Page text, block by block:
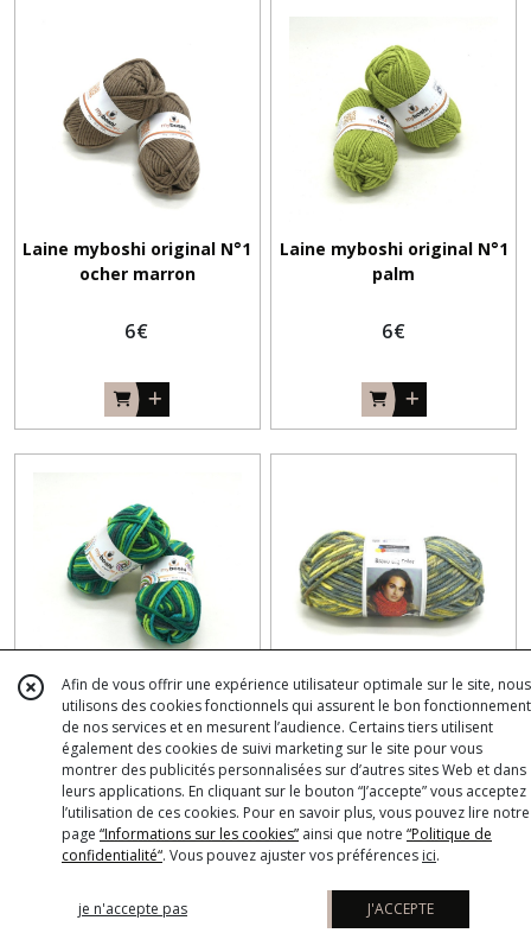
Laine myboshi original N°1
ocher marron
6€
Laine myboshi original N°1
palm
6€
Laine myboshi original N°1
grasshopper
6€
Une pelote Bravo Big Color
Schachenmayr
6€49
Afin de vous offrir une expérience utilisateur optimale sur le site, nous
utilisons des cookies fonctionnels qui assurent le bon fonctionnement
de nos services et en mesurent l’audience. Certains tiers utilisent
également des cookies de suivi marketing sur le site pour vous
montrer des publicités personnalisées sur d’autres sites Web et dans
leurs applications. En cliquant sur le bouton “J’accepte” vous acceptez
l’utilisation de ces cookies. Pour en savoir plus, vous pouvez lire notre
page “Informations sur les cookies” ainsi que notre “Politique de
confidentialité“. Vous pouvez ajuster vos préférences ici.
je n'accepte pas J'ACCEPTE